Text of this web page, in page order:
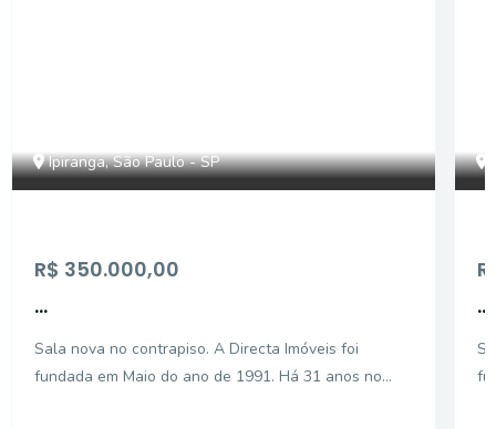
Ipiranga, São Paulo - SP
R$ 350.000,00
...
Sala nova no contrapiso. A Directa Imóveis foi
fundada em Maio do ano de 1991. Há 31 anos no
...